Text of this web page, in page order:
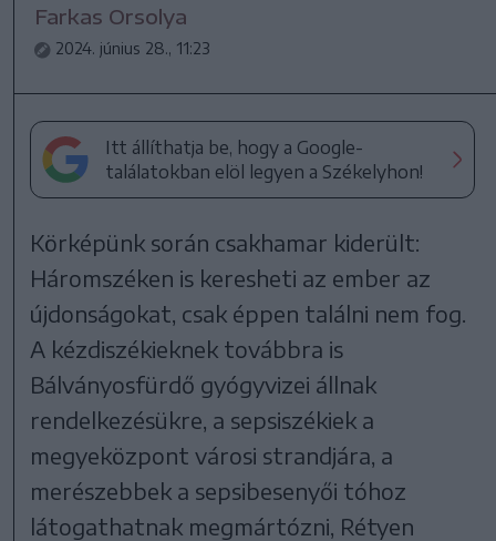
Farkas Orsolya
2024. június 28., 11:23
Itt állíthatja be, hogy a Google-
találatokban elöl legyen a Székelyhon!
Körképünk során csakhamar kiderült:
Háromszéken is keresheti az ember az
újdonságokat, csak éppen találni nem fog.
A kézdiszékieknek továbbra is
Bálványosfürdő gyógyvizei állnak
rendelkezésükre, a sepsiszékiek a
megyeközpont városi strandjára, a
merészebbek a sepsibesenyői tóhoz
látogathatnak megmártózni, Rétyen